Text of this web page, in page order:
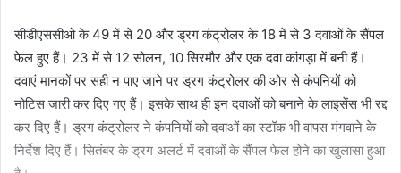
सीडीएससीओ के 49 में से 20 और ड्रग कंट्रोलर के 18 में से 3 दवाओं के सैंपल
फेल हुए हैं। 23 में से 12 सोलन, 10 सिरमौर और एक दवा कांगड़ा में बनी हैं।
दवाएं मानकों पर सही न पाए जाने पर ड्रग कंट्रोलर की ओर से कंपनियों को
नोटिस जारी कर दिए गए हैं। इसके साथ ही इन दवाओं को बनाने के लाइसेंस भी रद्द
कर दिए हैं। ड्रग कंट्रोलर ने कंपनियों को दवाओं का स्टॉक भी वापस मंगवाने के
निर्देश दिए हैं। सितंबर के ड्रग अलर्ट में दवाओं के सैंपल फेल होने का खुलासा हुआ